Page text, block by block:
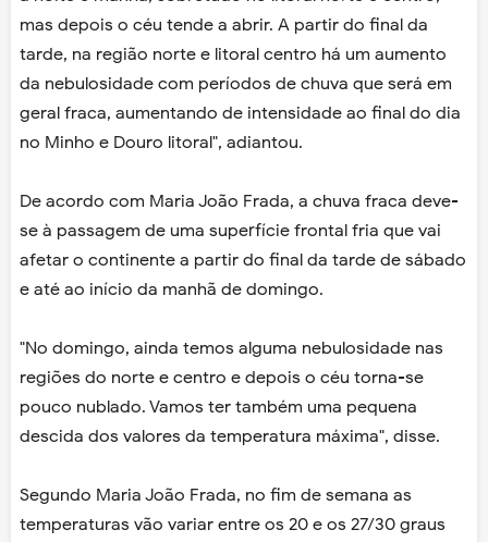
mas depois o céu tende a abrir. A partir do final da
tarde, na região norte e litoral centro há um aumento
da nebulosidade com períodos de chuva que será em
geral fraca, aumentando de intensidade ao final do dia
no Minho e Douro litoral", adiantou.
De acordo com Maria João Frada, a chuva fraca deve-
se à passagem de uma superfície frontal fria que vai
afetar o continente a partir do final da tarde de sábado
e até ao início da manhã de domingo.
"No domingo, ainda temos alguma nebulosidade nas
regiões do norte e centro e depois o céu torna-se
pouco nublado. Vamos ter também uma pequena
descida dos valores da temperatura máxima", disse.
Segundo Maria João Frada, no fim de semana as
temperaturas vão variar entre os 20 e os 27/30 graus